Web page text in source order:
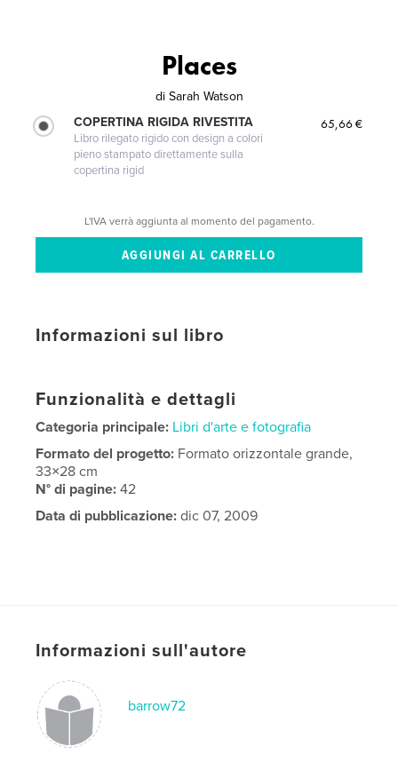
Places
di Sarah Watson
COPERTINA RIGIDA RIVESTITA
Libro rilegato rigido con design a colori
pieno stampato direttamente sulla
copertina rigid
65,66 €
L'IVA verrà aggiunta al momento del pagamento.
Informazioni sul libro
Funzionalità e dettagli
Categoria principale: Libri d'arte e fotografia
Formato del progetto: Formato orizzontale grande,
33×28 cm
N° di pagine:42
Data di pubblicazione: dic 07, 2009
Informazioni sull'autore
barrow72